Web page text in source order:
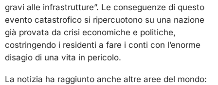
gravi alle infrastrutture”. Le conseguenze di questo
evento catastrofico si ripercuotono su una nazione
già provata da crisi economiche e politiche,
costringendo i residenti a fare i conti con l’enorme
disagio di una vita in pericolo.
La notizia ha raggiunto anche altre aree del mondo: